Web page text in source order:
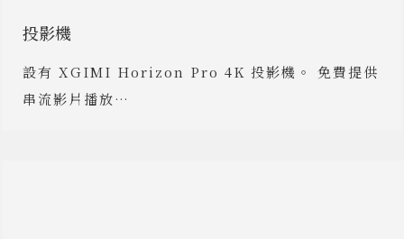
投影機
設有 XGIMI Horizon Pro 4K 投影機。 免費提供
串流影片播放…